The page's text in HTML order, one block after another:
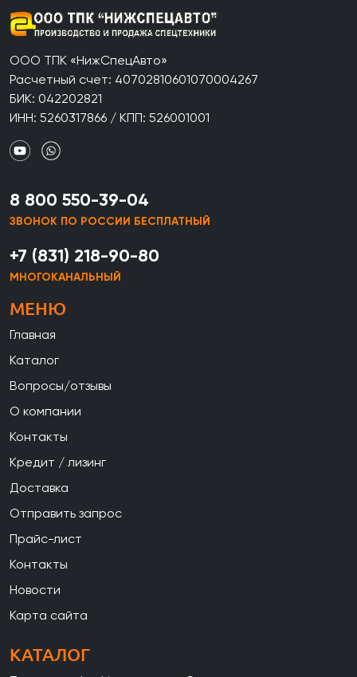
ООО ТПК «НижСпецАвто»
Расчетный счет: 40702810601070004267
БИК: 042202821
ИНН: 5260317866 / КПП: 526001001
8 800 550-39-04
ЗВОНОК ПО РОССИИ БЕСПЛАТНЫЙ
+7 (831) 218-90-80
МНОГОКАНАЛЬНЫЙ
МЕНЮ
Главная
Каталог
Вопросы/отзывы
О компании
Контакты
Кредит / лизинг
Доставка
Отправить запрос
Прайс-лист
Контакты
Новости
Карта сайта
КАТАЛОГ